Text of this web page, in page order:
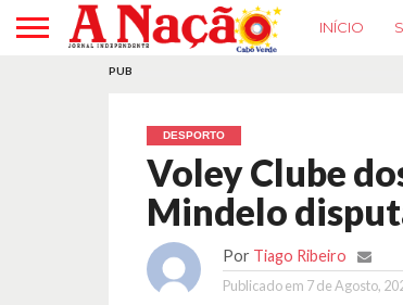
INÍCIO
PUB
DESPORTO
Voley Clube
Mindelo
Por Tiago Ribeiro
Publicado em 7 de Agosto,